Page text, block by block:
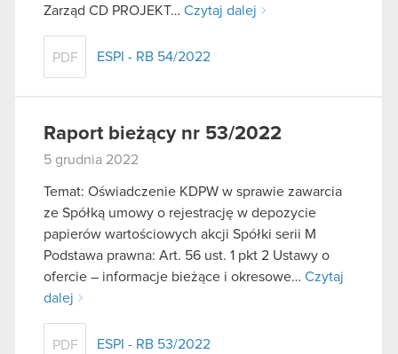
Zarząd CD PROJEKT… Czytaj dalej
PDF ESPI - RB 54/2022
Raport bieżący nr 53/2022
5 grudnia 2022
Temat: Oświadczenie KDPW w sprawie zawarcia
ze Spółką umowy o rejestrację w depozycie
papierów wartościowych akcji Spółki serii M
Podstawa prawna: Art. 56 ust. 1 pkt 2 Ustawy o
ofercie – informacje bieżące i okresowe… Czytaj
dalej
PDF ESPI - RB 53/2022